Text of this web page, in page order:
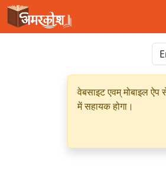
वेबसाइट एवम् मोबाइल
में सहायक होगा।